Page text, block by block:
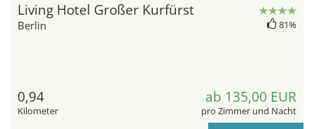
Living Hotel Großer Kurfürst
Berlin 81%
0,94
Kilometer
ab 135,00 EUR
pro Zimmer und Nacht